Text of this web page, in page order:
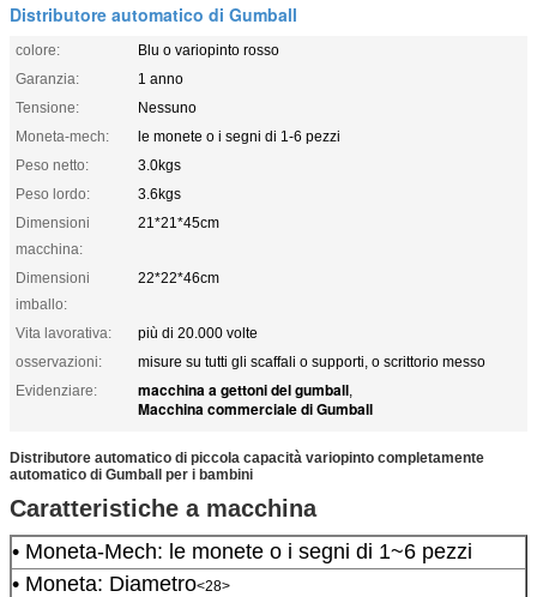
Distributore automatico di Gumball
colore:
Blu o variopinto rosso
Garanzia:
1 anno
Tensione:
Nessuno
Moneta-mech:
le monete o i segni di 1-6 pezzi
Peso netto:
3.0kgs
Peso lordo:
3.6kgs
Dimensioni
macchina:
21*21*45cm
Dimensioni
imballo:
22*22*46cm
Vita lavorativa:
più di 20.000 volte
osservazioni:
misure su tutti gli scaffali o supporti, o scrittorio messo
Evidenziare:
macchina a gettoni del gumball,
Macchina commerciale di Gumball
Distributore automatico di piccola capacità variopinto completamente
automatico di Gumball per i bambini
Caratteristiche a macchina
• Moneta-Mech: le monete o i segni di 1~6 pezzi
• Moneta: Diametro<28>